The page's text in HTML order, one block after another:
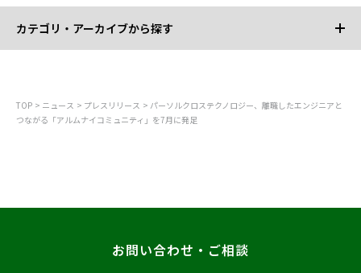
カテゴリ・アーカイブから探す
すべて
メディア掲載
TOP ニュース プレスリリース
パーソルクロステクノロジー、離職したエンジニアと
つながる「アルムナイコミュニティ」を7月に発足
お問い合わせ・ご相談